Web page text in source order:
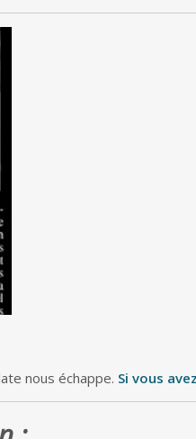
nous échappe. Si vous